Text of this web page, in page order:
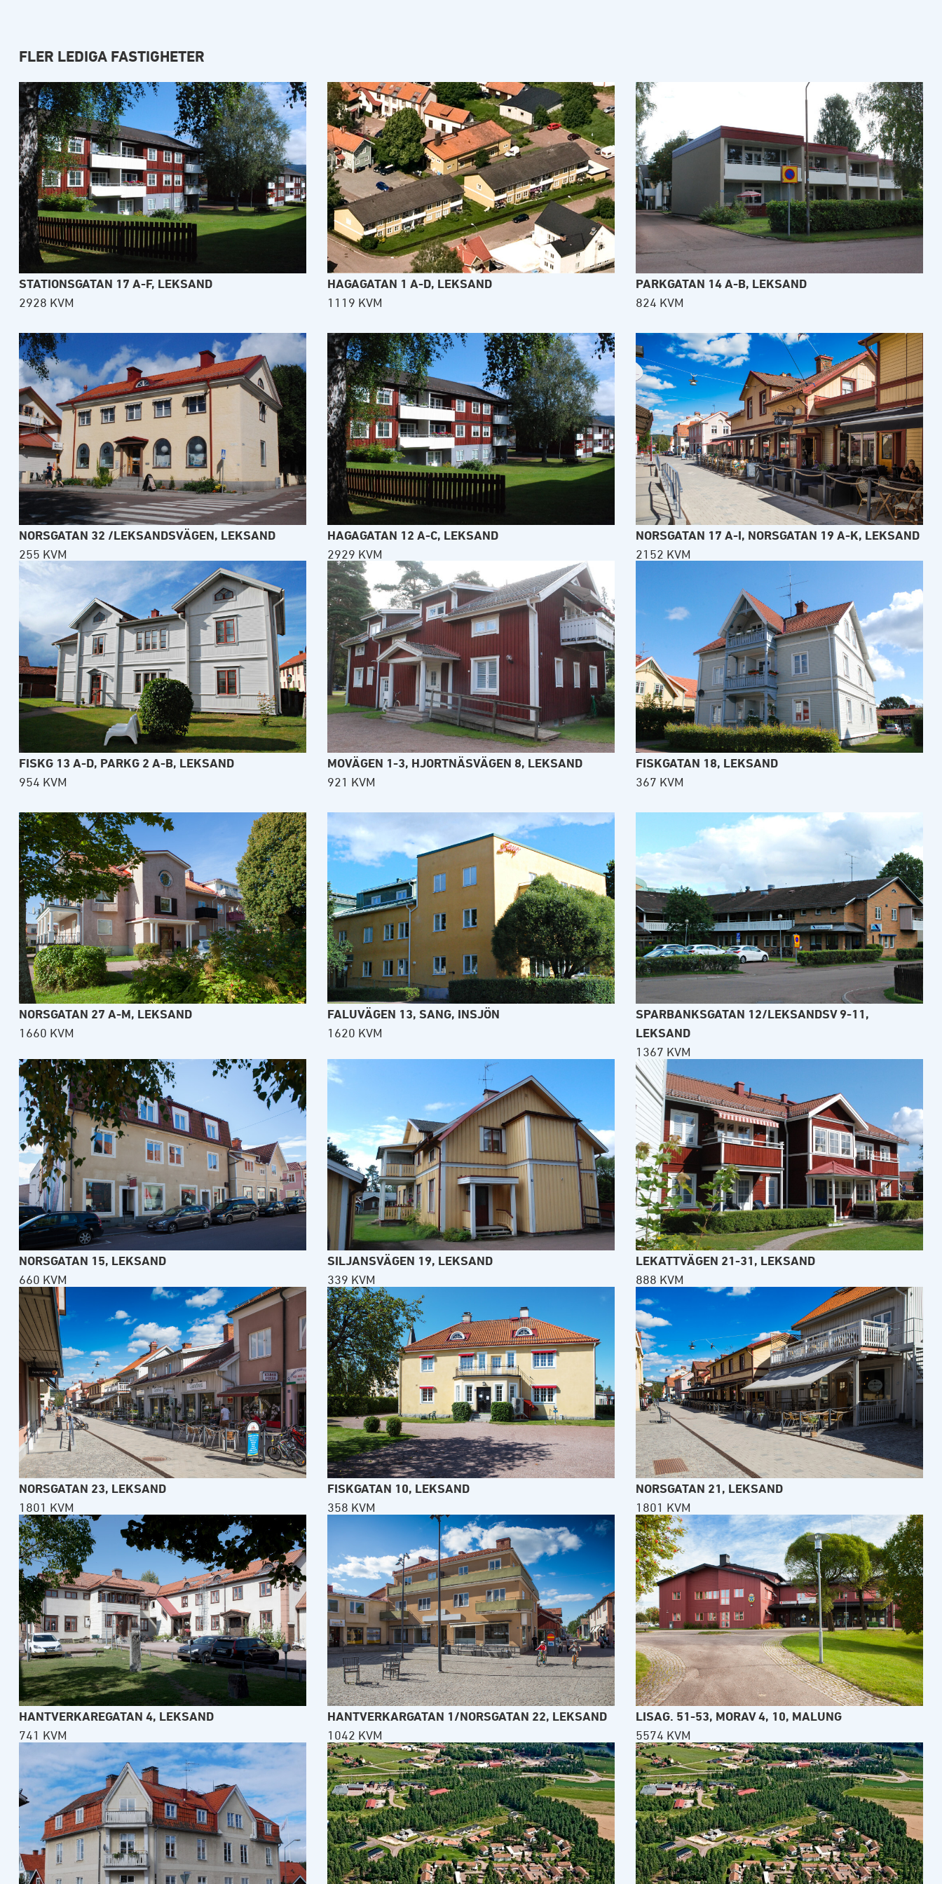
FLER LEDIGA FASTIGHETER
STATIONSGATAN 17 A-F, LEKSAND
2928 KVM
HAGAGATAN 1 A-D, LEKSAND
1119 KVM
PARKGATAN 14 A-B, LEKSAND
824 KVM
NORSGATAN 32 /LEKSANDSVÄGEN, LEKSAND
255 KVM
HAGAGATAN 12 A-C, LEKSAND
2929 KVM
NORSGATAN 17 A-I, NORSGATAN 19 A-K, LEKSAND
2152 KVM
FISKG 13 A-D, PARKG 2 A-B, LEKSAND
954 KVM
MOVÄGEN 1-3, HJORTNÄSVÄGEN 8, LEKSAND
921 KVM
FISKGATAN 18, LEKSAND
367 KVM
NORSGATAN 27 A-M, LEKSAND
1660 KVM
FALUVÄGEN 13, SANG, INSJÖN
1620 KVM
SPARBANKSGATAN 12/LEKSANDSV 9-11,
LEKSAND
1367 KVM
NORSGATAN 15, LEKSAND
660 KVM
SILJANSVÄGEN 19, LEKSAND
339 KVM
LEKATTVÄGEN 21-31, LEKSAND
888 KVM
NORSGATAN 23, LEKSAND
1801 KVM
FISKGATAN 10, LEKSAND
358 KVM
NORSGATAN 21, LEKSAND
1801 KVM
HANTVERKAREGATAN 4, LEKSAND
741 KVM
HANTVERKARGATAN 1/NORSGATAN 22, LEKSAND
1042 KVM
LISAG. 51-53, MORAV 4, 10, MALUNG
5574 KVM